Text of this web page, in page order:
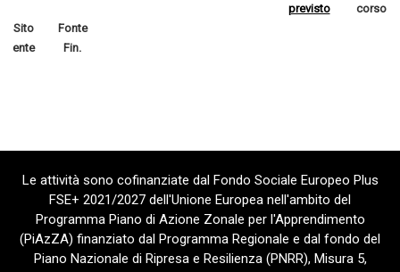
previsto
corso
Sito
ente
Fonte
Fin.
Le attività sono cofinanziate dal Fondo Sociale Europeo Plus
FSE+ 2021/2027 dell'Unione Europea nell'ambito del
Programma Piano di Azione Zonale per l'Apprendimento
(PiAzZA) finanziato dal Programma Regionale e dal fondo del
Piano Nazionale di Ripresa e Resilienza (PNRR), Misura 5,